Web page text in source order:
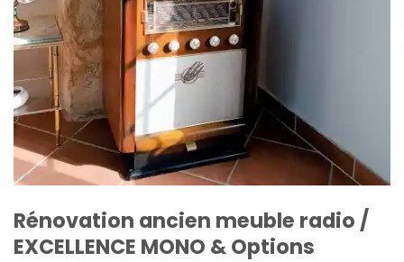
Rénovation ancien meuble radio /
EXCELLENCE MONO & Options